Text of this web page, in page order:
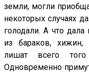
земли, могли
некоторых случаях
голодали. А что
из бараков, хижин,
лишат всего
Одновременно